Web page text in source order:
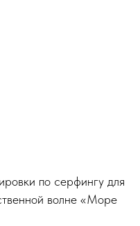
по серфингу для
волне «Море